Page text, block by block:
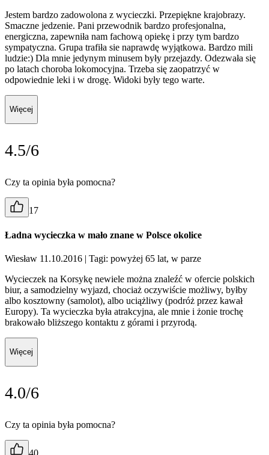
Jestem bardzo zadowolona z wycieczki. Przepiękne krajobrazy.
Smaczne jedzenie. Pani przewodnik bardzo profesjonalna,
energiczna, zapewniła nam fachową opiekę i przy tym bardzo
sympatyczna. Grupa trafiła sie naprawdę wyjątkowa. Bardzo mili
ludzie:) Dla mnie jedynym minusem były przejazdy. Odezwała się
po latach choroba lokomocyjna. Trzeba się zaopatrzyć w
odpowiednie leki i w drogę. Widoki były tego warte.
Więcej
4.5/6
Czy ta opinia była pomocna?
17
Ładna wycieczka w mało znane w Polsce okolice
Wiesław 11.10.2016 | Tagi: powyżej 65 lat, w parze
Wycieczek na Korsykę newiele można znaleźć w ofercie polskich
biur, a samodzielny wyjazd, chociaż oczywiście możliwy, byłby
albo kosztowny (samolot), albo uciążliwy (podróż przez kawał
Europy). Ta wycieczka była atrakcyjna, ale mnie i żonie trochę
brakowało bliższego kontaktu z górami i przyrodą.
Więcej
4.0/6
Czy ta opinia była pomocna?
40